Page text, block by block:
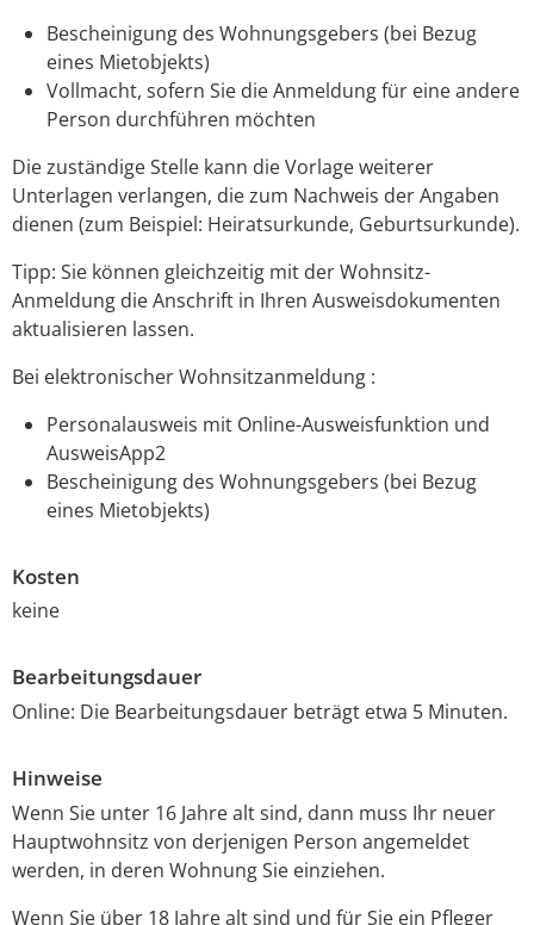
Bescheinigung des Wohnungsgebers (bei Bezug
eines Mietobjekts)
Vollmacht, sofern Sie die Anmeldung für eine andere
Person durchführen möchten
Die zuständige Stelle kann die Vorlage weiterer
Unterlagen verlangen, die zum Nachweis der Angaben
dienen (zum Beispiel: Heiratsurkunde, Geburtsurkunde).
Tipp: Sie können gleichzeitig mit der Wohnsitz-
Anmeldung die Anschrift in Ihren Ausweisdokumenten
aktualisieren lassen.
Bei elektronischer Wohnsitzanmeldung :
Personalausweis mit Online-Ausweisfunktion und
AusweisApp2
Bescheinigung des Wohnungsgebers (bei Bezug
eines Mietobjekts)
Kosten
keine
Bearbeitungsdauer
Online: Die Bearbeitungsdauer beträgt etwa 5 Minuten.
Hinweise
Wenn Sie unter 16 Jahre alt sind, dann muss Ihr neuer
Hauptwohnsitz von derjenigen Person angemeldet
werden, in deren Wohnung Sie einziehen.
Wenn Sie über 18 Jahre alt sind und für Sie ein Pfleger